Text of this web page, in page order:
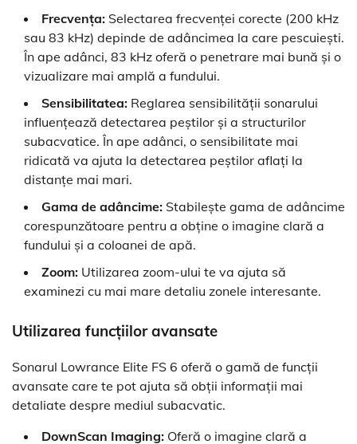
Frecvența: Selectarea frecvenței corecte (200 kHz
sau 83 kHz) depinde de adâncimea la care pescuiești.
În ape adânci, 83 kHz oferă o penetrare mai bună și o
vizualizare mai amplă a fundului.
Sensibilitatea: Reglarea sensibilității sonarului
influențează detectarea peștilor și a structurilor
subacvatice. În ape adânci, o sensibilitate mai
ridicată va ajuta la detectarea peștilor aflați la
distanțe mai mari.
Gama de adâncime: Stabilește gama de adâncime
corespunzătoare pentru a obține o imagine clară a
fundului și a coloanei de apă.
Zoom: Utilizarea zoom-ului te va ajuta să
examinezi cu mai mare detaliu zonele interesante.
Utilizarea funcțiilor avansate
Sonarul Lowrance Elite FS 6 oferă o gamă de funcții
avansate care te pot ajuta să obții informații mai
detaliate despre mediul subacvatic.
DownScan Imaging: Oferă o imagine clară a